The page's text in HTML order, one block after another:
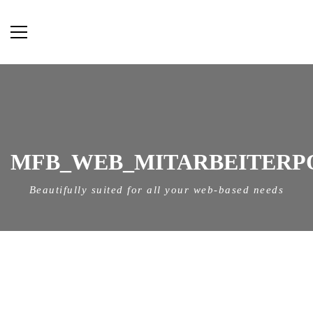
Beautifully suited for all your web-based needs